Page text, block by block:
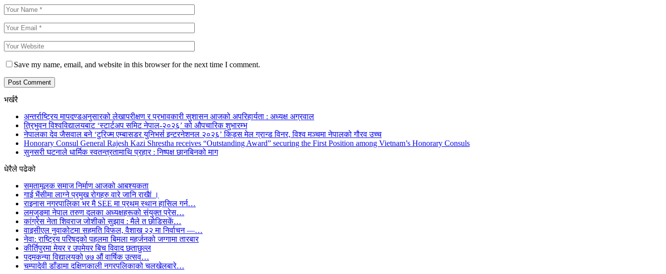
Save my name, email, and website in this browser for the next time I comment.
भर्खरै
अन्तर्राष्ट्रिय मापदण्डअनुसारको लेखापरीक्षण र प्रभावकारी सुशासन आजको अपरिहार्यता : अध्यक्ष अग्रवाल
त्रिभुवन विश्वविद्यालयबाट ‘स्टार्टअप समिट नेपाल-२०२६’ को औपचारिक शुभारम्भ
नेपालका देव जैसवाल बने ‘टुरिज्म एम्बासडर युनिभर्स इन्टरनेशनल २०२६’ किड्स मेल ग्रान्ड विनर, विश्व मञ्चमा नेपालको गौरव उच्च
Honorary Consul General Rajesh Kazi Shrestha receives “Outstanding Award” securing the First Position among Vietnam’s Honorary Consuls
सुनसरी घटनाले धार्मिक स्वतन्त्रतामाथि प्रहार : निष्पक्ष छानबिनको माग
धेरैले पढेको
समतामूलक समाज निर्माण आजको आबश्यकता
गाई भैंसीमा लाग्ने प्रमुख रोगहरु वारे जानि राखैां ।
राइनास नगरपालिका भर मै SEE मा प्रथम स्थान हासिल गर्न…
लमजुङमा नेपाल तरुण दलका अध्यक्षहरूको संयुक्त प्रेस…
कांग्रेस नेता शिवराज जोशीको सुझाव : मैले त छोडिसकें…
वाइसीएल नुवाकोटमा सहमति विफल, वैशाख २२ मा निर्वाचन —…
नेवा: राष्ट्रिय परिषद्को पहलमा बिमला महर्जनको जग्गामा तारबार
कीर्तिपुरमा मेयर र उपमेयर बिच विवाद छताछुल्ल
पद्मकन्या विद्यालयको ७७ औं ‌‌वार्षिक ‌उत्सव…
चम्पादेवी डाँडामा दक्षिणकाली नगरपलिकाको चलखेलबारे…